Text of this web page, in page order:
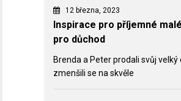
12 března, 2023
Inspirace pro příjemné
pro důchod
Brenda a Peter prodali svůj velký
zmenšili se na skvěle